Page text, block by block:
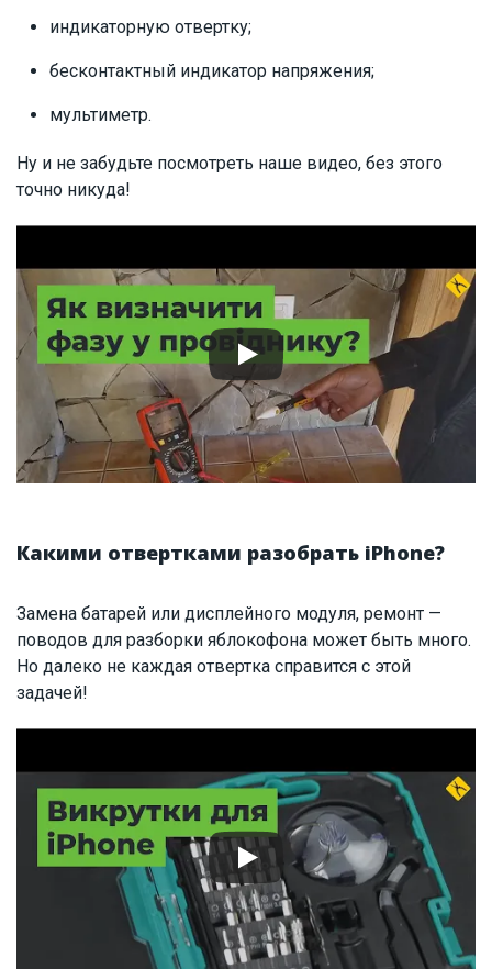
индикаторную отвертку;
бесконтактный индикатор напряжения;
мультиметр.
Ну и не забудьте посмотреть наше видео, без этого
точно никуда!
Какими отвертками разобрать iPhone?
Замена батарей или дисплейного модуля, ремонт —
поводов для разборки яблокофона может быть много.
Но далеко не каждая отвертка справится с этой
задачей!